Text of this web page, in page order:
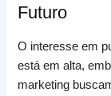
Futuro
O interesse em
está em alta,
marketing